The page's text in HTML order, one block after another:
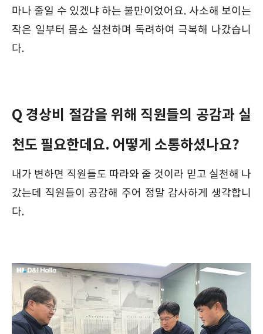
마나 줄일 수 있겠냐 하는 불만이었어요. 사소해 보이는
작은 일부터 몸소 실천하며 독려하여 극복해 나갔습니
다.
Q 경상비 절감을 위해 직원들의 공감과 실
천도 필요한데요. 어떻게 소통하셨나요?
내가 변하면 직원들도 따라와 줄 것이라 믿고 실천해 나
갔는데 직원들이 공감해 주어 정말 감사하게 생각합니
다.